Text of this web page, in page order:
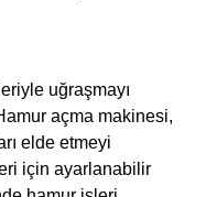
uğraşmayı
açma makinesi,
elde etmeyi
için ayarlanabilir